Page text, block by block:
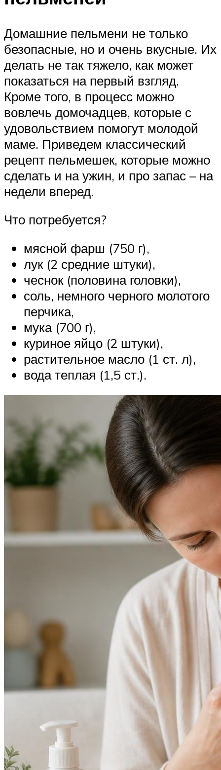
Домашние пельмени не только
безопасные, но и очень вкусные. Их
делать не так тяжело, как может
показаться на первый взгляд.
Кроме того, в процесс можно
вовлечь домочадцев, которые с
удовольствием помогут молодой
маме. Приведем классический
рецепт пельмешек, которые можно
сделать и на ужин, и про запас – на
недели вперед.
Что потребуется?
мясной фарш (750 г),
лук (2 средние штуки),
чеснок (половина головки),
соль, немного черного молотого
перчика,
мука (700 г),
куриное яйцо (2 штуки),
растительное масло (1 ст. л),
вода теплая (1,5 ст.).